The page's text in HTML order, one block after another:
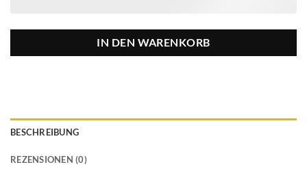
IN DEN WARENKORB
BESCHREIBUNG
REZENSIONEN (0)